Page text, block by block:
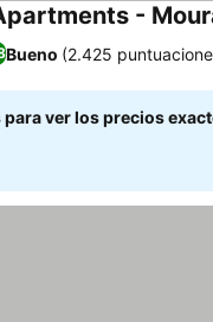
-
Bueno (2.425
ver los precios